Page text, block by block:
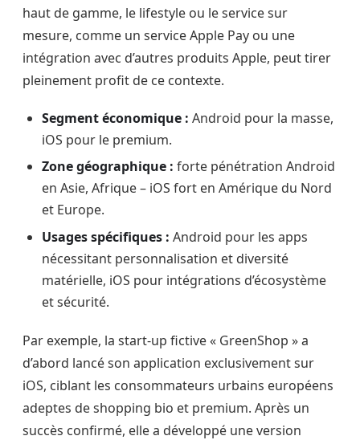
haut de gamme, le lifestyle ou le service sur
mesure, comme un service Apple Pay ou une
intégration avec d’autres produits Apple, peut tirer
pleinement profit de ce contexte.
Segment économique : Android pour la masse,
iOS pour le premium.
Zone géographique : forte pénétration Android
en Asie, Afrique – iOS fort en Amérique du Nord
et Europe.
Usages spécifiques : Android pour les apps
nécessitant personnalisation et diversité
matérielle, iOS pour intégrations d’écosystème
et sécurité.
Par exemple, la start-up fictive « GreenShop » a
d’abord lancé son application exclusivement sur
iOS, ciblant les consommateurs urbains européens
adeptes de shopping bio et premium. Après un
succès confirmé, elle a développé une version